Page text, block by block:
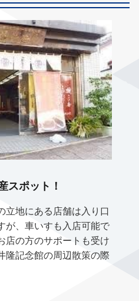
スポット！
立地にある店舗は入り口
が、車いすも入店可能で
店の方のサポートも受け
隆記念館の周辺散策の際